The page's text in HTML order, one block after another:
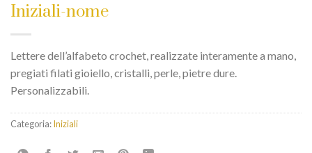
Iniziali-nome
Lettere dell’alfabeto crochet, realizzate interamente a mano,
pregiati filati gioiello, cristalli, perle, pietre dure.
Personalizzabili.
Categoria:Iniziali